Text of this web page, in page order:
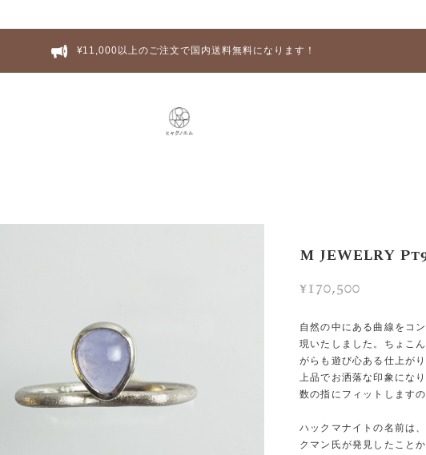
¥11,000以上のご注文で国内送料無料になります！
M JEWELRY
¥170,500
自然の中にある曲線をコ
現いたしました。ちょこ
がらも遊び心ある仕上が
上品でお洒落な印象にな
数の指にフィットします
ハックマナイトの名前は
クマン氏が発見したこと